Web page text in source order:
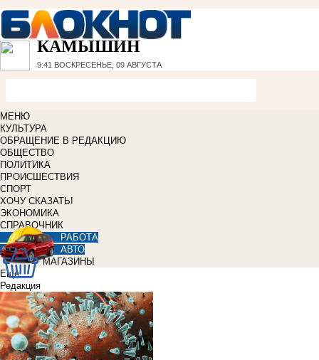
КАМЫШИН
9:41 ВОСКРЕСЕНЬЕ, 09 АВГУСТА
МЕНЮ
КУЛЬТУРА
ОБРАЩЕНИЕ В РЕДАКЦИЮ
ОБЩЕСТВО
ПОЛИТИКА
ПРОИСШЕСТВИЯ
СПОРТ
ХОЧУ СКАЗАТЬ!
ЭКОНОМИКА
СПРАВОЧНИК
РАБОТА
АВТО
МАГАЗИНЫ
Еще
Редакция